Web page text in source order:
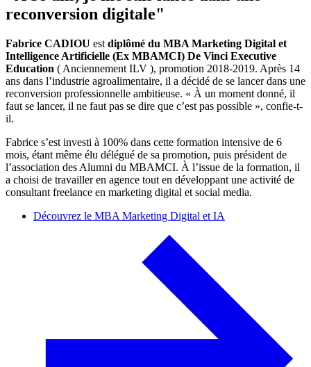
reconversion digitale"
Fabrice CADIOU est diplômé du MBA Marketing Digital et
Intelligence Artificielle (Ex MBAMCI) De Vinci Executive
Education ( Anciennement ILV ), promotion 2018-2019. Après 14
ans dans l’industrie agroalimentaire, il a décidé de se lancer dans une
reconversion professionnelle ambitieuse. « À un moment donné, il
faut se lancer, il ne faut pas se dire que c’est pas possible », confie-t-
il.
Fabrice s’est investi à 100% dans cette formation intensive de 6
mois, étant même élu délégué de sa promotion, puis président de
l’association des Alumni du MBAMCI. À l’issue de la formation, il
a choisi de travailler en agence tout en développant une activité de
consultant freelance en marketing digital et social media.
Découvrez le MBA Marketing Digital et IA